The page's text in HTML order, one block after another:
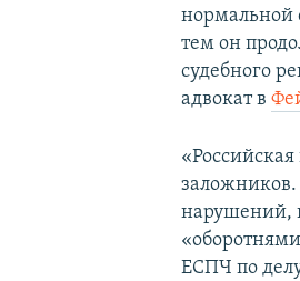
нормальной
тем он
судебного
адвокат в
нарушений,
ЕСПЧ по